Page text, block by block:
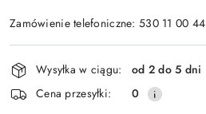
Zamówienie telefoniczne: 530 11 00 44
Wyślij
Dostępność
i
dostawa
Wysyłka w ciągu:
od 2 do 5 dni
Cena przesyłki:
0